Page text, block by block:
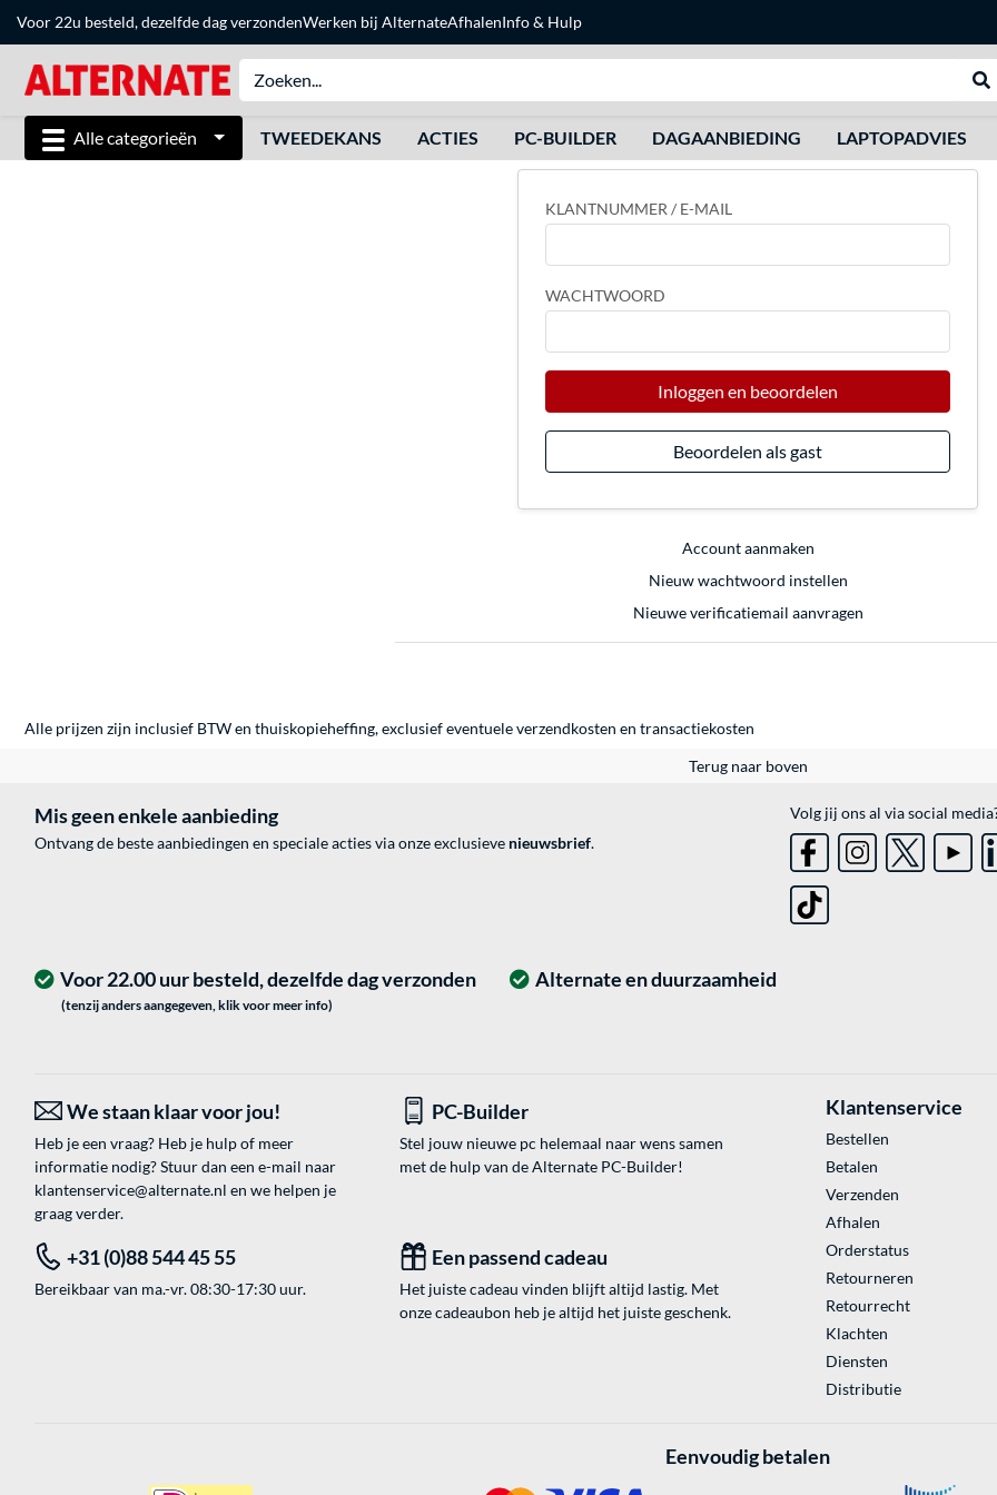
Voor 22u besteld, dezelfde dag verzondenWerken bij AlternateAfhalenInfo & Hulp
Alle categorieën TWEEDEKANS ACTIES PC-BUILDER DAGAANBIEDING LAPTOPADVIES
KLANTNUMMER / E-MAIL
WACHTWOORD
Inloggen en beoordelen
Beoordelen als gast
Account aanmaken
Nieuw wachtwoord instellen
Nieuwe verificatiemail aanvragen
Alle prijzen zijn inclusief BTW en thuiskopieheffing, exclusief eventueleverzendkosten en transactiekosten
Terug naar boven
Mis geen enkele aanbieding
Ontvang de beste aanbiedingen en speciale acties via onze exclusieve nieuwsbrief.
Volg jij ons al via social
Alternate en duurzaamheid
Voor 22.00 uur besteld, dezelfde dag verzonden
(tenzij anders aangegeven, klik voor meer info)
We staan klaar voor jou!
Heb je een vraag? Heb je hulp of meer
informatie nodig? Stuur dan een e-mail naar
klantenservice@alternate.nl en we helpen je
graag verder.
PC-Builder
Stel jouw nieuwe pc helemaal naar wens samen
met de hulp van de Alternate PC-Builder!
+31 (0)88 544 45 55
Bereikbaar van ma.-vr. 08:30-17:30 uur.
Een passend cadeau
Het juiste cadeau vinden blijft altijd lastig. Met
onze cadeaubon heb je altijd het juiste geschenk.
Klantenservice
Bestellen
Betalen
Verzenden
Afhalen
Orderstatus
Retourneren
Retourrecht
Klachten
Diensten
Distributie
Eenvoudig betalen